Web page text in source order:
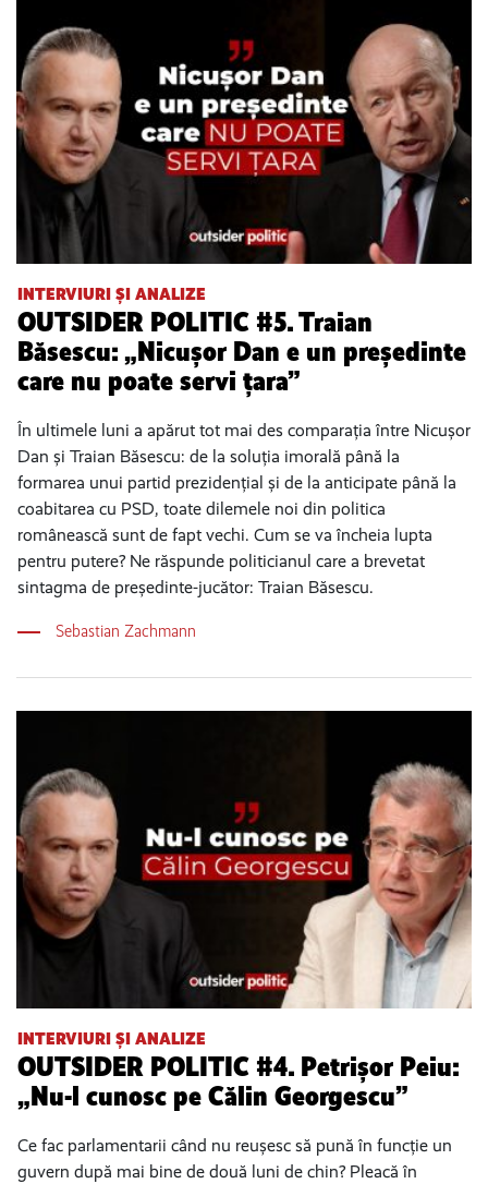
INTERVIURI ȘI ANALIZE
OUTSIDER POLITIC #5. Traian
Băsescu: „Nicușor Dan e un președinte
care nu poate servi țara”
În ultimele luni a apărut tot mai des comparația între Nicușor
Dan și Traian Băsescu: de la soluția imorală până la
formarea unui partid prezidențial și de la anticipate până la
coabitarea cu PSD, toate dilemele noi din politica
românească sunt de fapt vechi. Cum se va încheia lupta
pentru putere? Ne răspunde politicianul care a brevetat
sintagma de președinte-jucător: Traian Băsescu.
Sebastian Zachmann
INTERVIURI ȘI ANALIZE
OUTSIDER POLITIC #4. Petrișor Peiu:
„Nu-l cunosc pe Călin Georgescu”
Ce fac parlamentarii când nu reușesc să pună în funcție un
guvern după mai bine de două luni de chin? Pleacă în